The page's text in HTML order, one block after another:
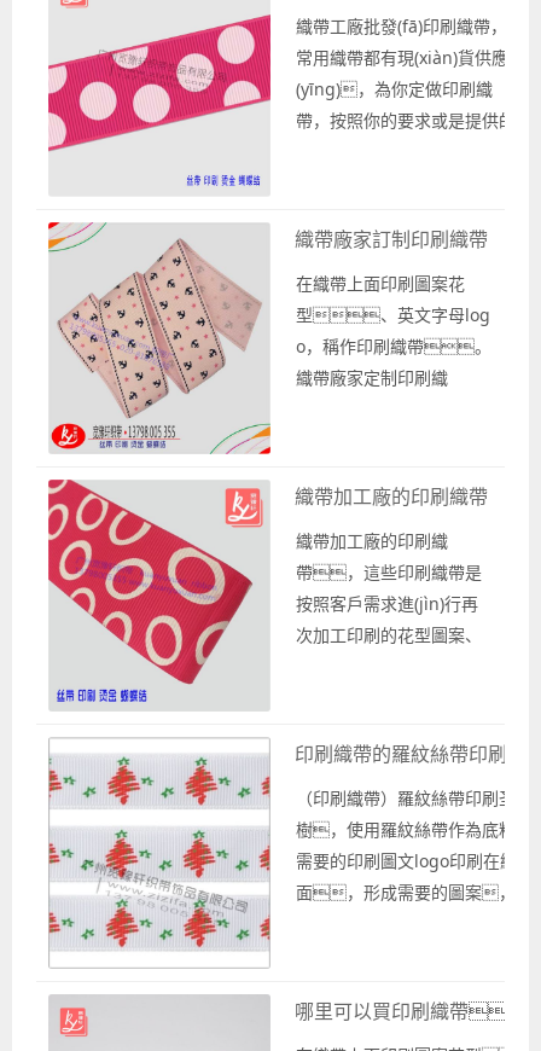
還可以...
織帶工廠批發(fā)印刷織帶，
常用織帶都有現(xiàn)貨供應
(yīng)，為你定做印刷織
帶，按照你的要求或是提供的
州寬豫軒織帶廠可按大批量的
批發(fā)價(jià)格提供批發(f
ā)。 那么織帶工廠怎
么制作印刷織帶的？ 作
為專業(yè)印刷織帶的織帶工
織帶廠家訂制印刷織帶
在織帶上面印刷圖案花
型、英文字母log
o，稱作印刷織帶。
織帶廠家定制印刷織
帶、雪紗帶。 粗面
的羅紋織帶可以絲網(wǎn
g)印刷嗎？ 粗面的羅紋織
帶可以絲網(wǎng)印刷
嗎？粗面的羅紋織
的織帶表面，然后才開始
印刷圖案花型、...
織帶加工廠的印刷織帶
織帶加工廠的印刷織
帶，這些印刷織帶是
按照客戶需求進(jìn)行再
次加工印刷的花型圖案、
業(yè)印刷織帶廠
家，廣州寬豫軒織帶
廠為你提供各種款式的印
刷織帶。印刷織帶
廠家為你提供各種款式的
羅紋織帶印刷嗎...
印刷織帶的羅紋絲帶印刷圣
（印刷織帶）羅紋絲帶印刷圣誕
樹，使用羅紋絲帶作為底料，
需要的印刷圖文logo印刷在織帶
面，形成需要的圖案，這
印刷圖案，不同的印
哪里可以買印刷織帶